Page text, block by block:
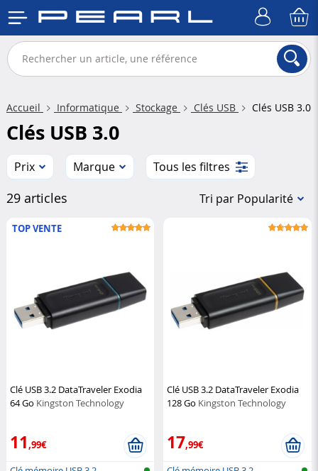
Accueil Informatique Stockage Clés USB Clés USB 3.0
Clés USB 3.0
Prix Marque Tous les filtres
29 articles Tri par Popularité
TOP VENTE
Clé USB 3.2 DataTraveler Exodia
64 Go Kingston Technology
11 ,99€
Clé USB 3.2 DataTraveler Exodia
128 Go Kingston Technology
17,99€